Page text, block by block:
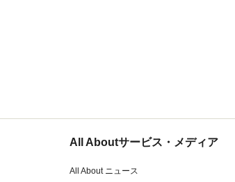
All Aboutサービス・メディア
All About ニュース